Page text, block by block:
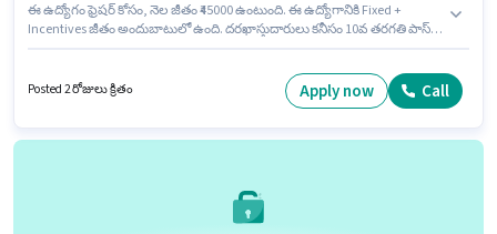
ఈ ఉద్యోగం ఫ్రెషర్ కోసం, నెల జీతం ₹45000 ఉంటుంది. ఈ ఉద్యోగానికి Fixed +
Incentives జీతం అందుబాటులో ఉంది. దరఖాస్తుదారులు కనీసం 10వ తరగతి పాస్
Madurai Main, మధురై లో ఉంది. ఈ ఉద్యోగం Full Time / పార్ట్ టైమ్ ప్రాతిపదికపై,
FLEXIBLE shift మరియు వారానికి 6 days working ఉన్నాయి.
Posted 2 రోజులు క్రితం Apply now Call